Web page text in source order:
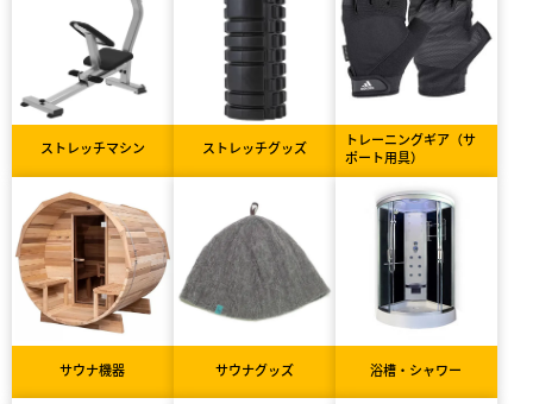
ストレッチマシン ストレッチグッズ
トレーニングギア（サ
ポート用具）
サウナ機器 サウナグッズ 浴槽・シャワー